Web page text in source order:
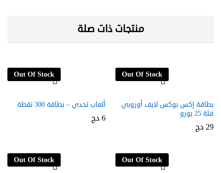
منتجات ذات صلة
Out Of Stock
ألعاب تحدي – بطاقة 300 نقطة
6دج
Out Of Stock
بطاقة إكس بوكس لايف أوروبي
فئة 25 يورو
29دج
Out Of Stock Out Of Stock